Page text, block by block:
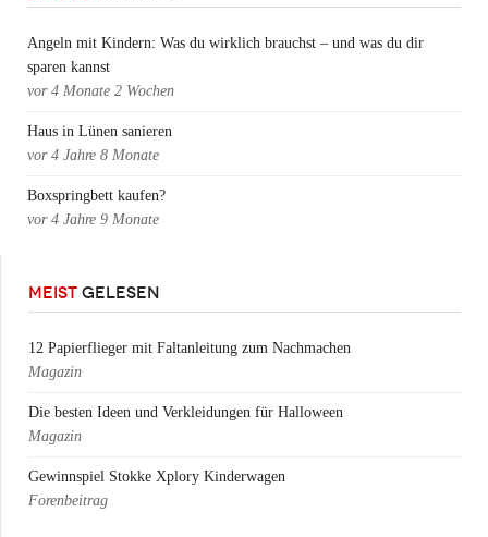
Angeln mit Kindern: Was du wirklich brauchst – und was du dir
sparen kannst
vor 4 Monate 2 Wochen
Haus in Lünen sanieren
vor 4 Jahre 8 Monate
Boxspringbett kaufen?
vor 4 Jahre 9 Monate
MEIST GELESEN
12 Papierflieger mit Faltanleitung zum Nachmachen
Magazin
Die besten Ideen und Verkleidungen für Halloween
Magazin
Gewinnspiel Stokke Xplory Kinderwagen
Forenbeitrag